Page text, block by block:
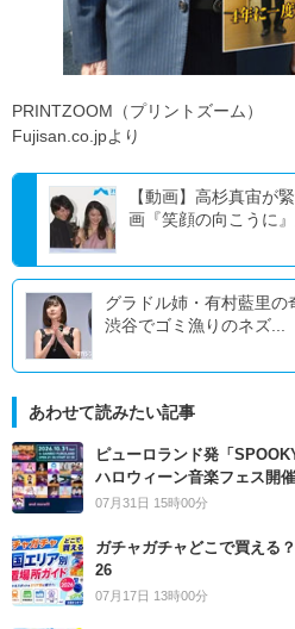
PRINTZOOM（プリントズーム）
Fujisan.co.jpより
【動画】高杉真宙が
画『笑顔の向こうに』
グラドル姉・有村藍里
渋谷でゴミ漁りのネズ...
あわせて読みたい記事
ピューロランド発「
ハロウィーン音楽フェス開催
07月31日 15時00分
ガチャガチャどこで買える
26
07月17日 13時00分